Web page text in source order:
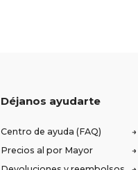
Déjanos ayudarte
Centro de ayuda (FAQ)
Precios al por Mayor